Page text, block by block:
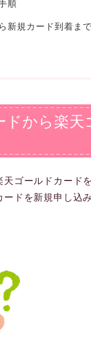
順
新規カード到着ま
ドから楽
天ゴールドカード
ードを新規申し込